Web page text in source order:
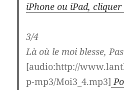
iPhone ou iPad,
3/4
Là où le moi blesse,
[audio:http://
p-mp3/Moi3_4.mp3]